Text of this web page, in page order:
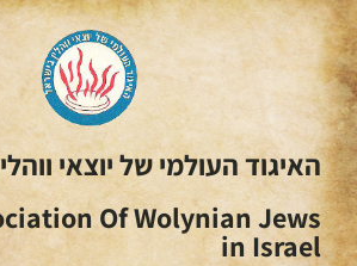
האיגוד העולמי של יוצאי
Of Wolynian Jews
in Israel